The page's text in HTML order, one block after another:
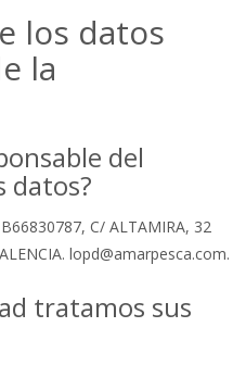
los datos
la
del
datos?
C/ ALTAMIRA, 32
lopd@amarpesca.com.
tratamos sus